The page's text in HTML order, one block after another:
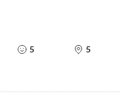
5 5